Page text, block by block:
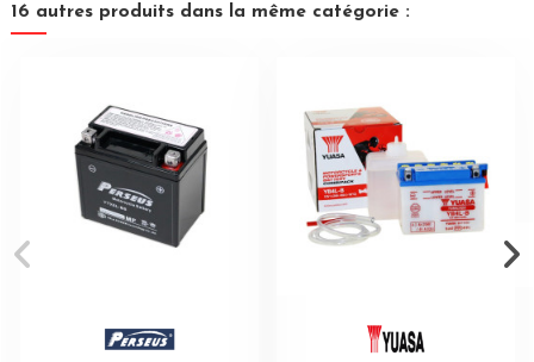
16 autres produits dans la même catégorie :